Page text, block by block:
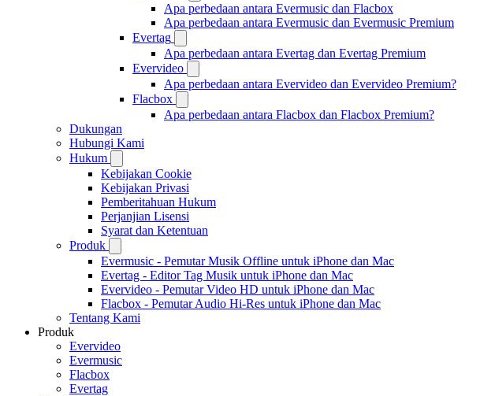
Apa perbedaan antara Evermusic dan Flacbox
Apa perbedaan antara Evermusic dan Evermusic Premium
Evertag
Apa perbedaan antara Evertag dan Evertag Premium
Evervideo
Apa perbedaan antara Evervideo dan Evervideo Premium?
Flacbox
Apa perbedaan antara Flacbox dan Flacbox Premium?
Dukungan
Hubungi Kami
Hukum
Kebijakan Cookie
Kebijakan Privasi
Pemberitahuan Hukum
Perjanjian Lisensi
Syarat dan Ketentuan
Produk
Evermusic - Pemutar Musik Offline untuk iPhone dan Mac
Evertag - Editor Tag Musik untuk iPhone dan Mac
Evervideo - Pemutar Video HD untuk iPhone dan Mac
Flacbox - Pemutar Audio Hi-Res untuk iPhone dan Mac
Tentang Kami
Produk
Evervideo
Evermusic
Flacbox
Evertag